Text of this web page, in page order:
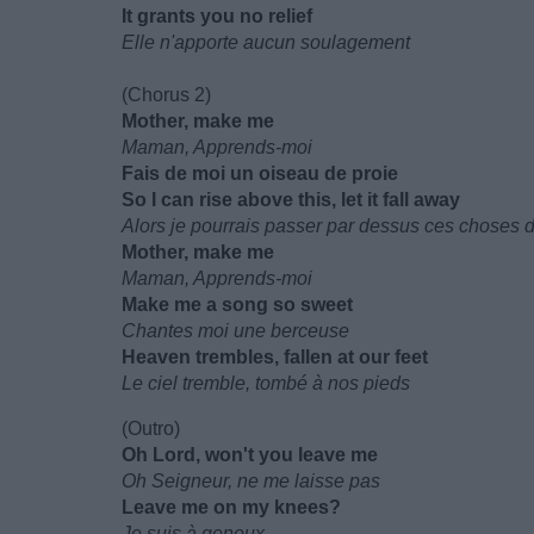
It grants you no relief
Elle n'apporte aucun soulagement
(Chorus 2)
Mother, make me
Maman, Apprends-moi
Fais de moi un oiseau de proie
So I can rise above this, let it fall away
Alors je pourrais passer par dessus ces choses
Mother, make me
Maman, Apprends-moi
Make me a song so sweet
Chantes moi une berceuse
Heaven trembles, fallen at our feet
Le ciel tremble, tombé à nos pieds
(Outro)
Oh Lord, won't you leave me
Oh Seigneur, ne me laisse pas
Leave me on my knees?